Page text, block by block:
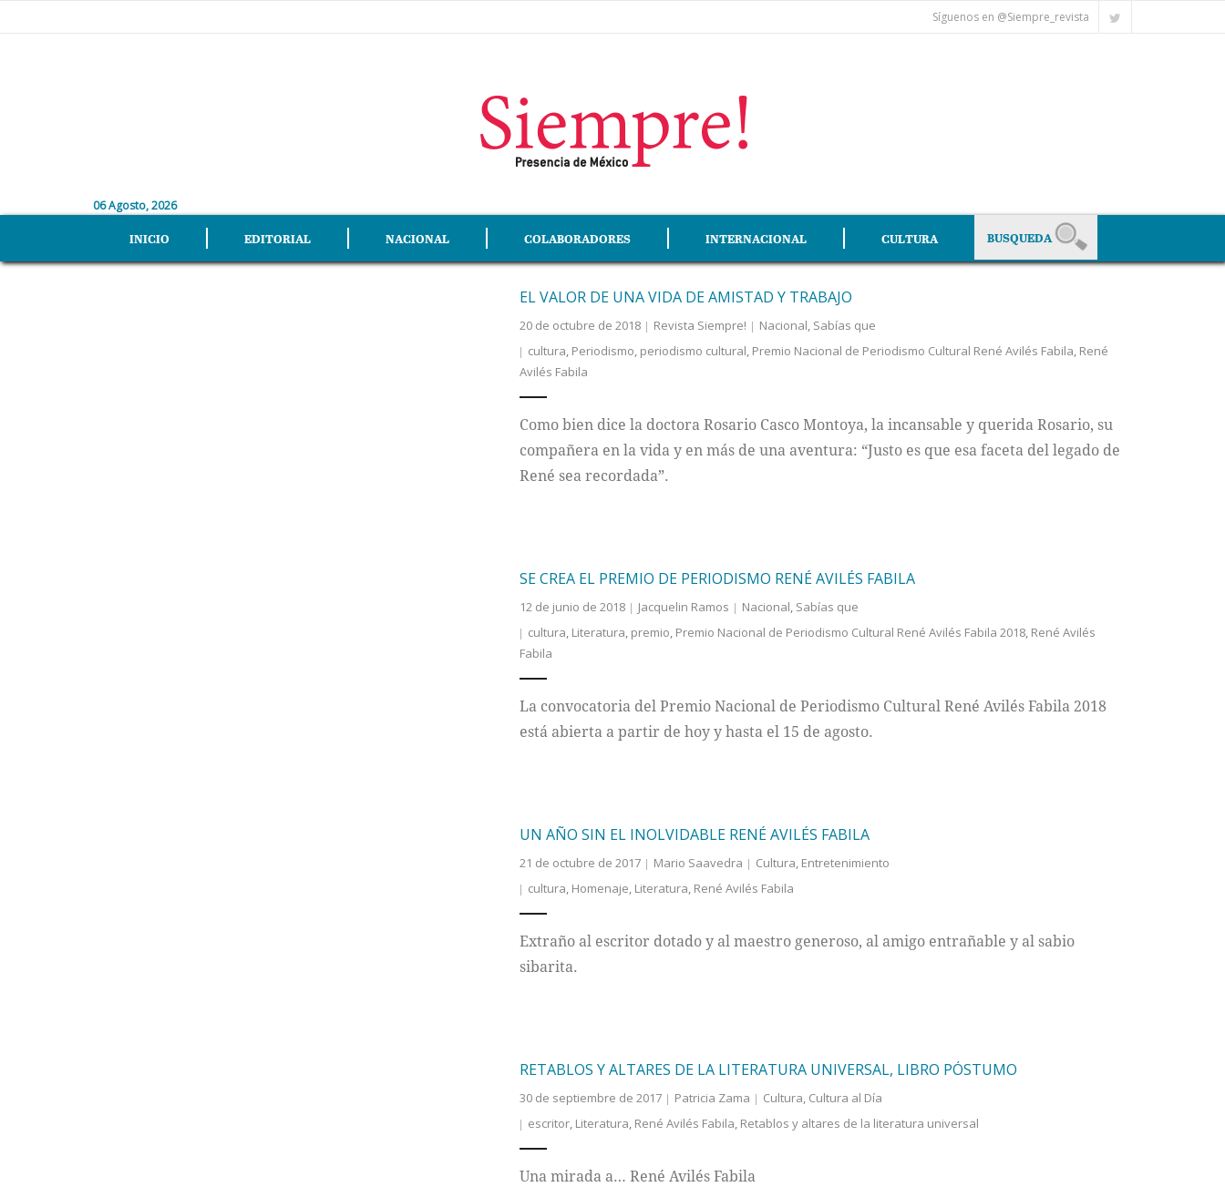
Síguenos en @Siempre_revista
06 Agosto, 2026
INICIO EDITORIAL NACIONAL COLABORADORES INTERNACIONAL CULTURA
EL VALOR DE UNA VIDA DE AMISTAD Y TRABAJO
20 de octubre de 2018 Revista Siempre! Nacional, Sabías que
cultura, Periodismo, periodismo cultural, Premio Nacional de Periodismo Cultural René Avilés Fabila, René
Avilés Fabila
Como bien dice la doctora Rosario Casco Montoya, la incansable y querida Rosario, su
compañera en la vida y en más de una aventura: “Justo es que esa faceta del legado de
René sea recordada”.
SE CREA EL PREMIO DE PERIODISMO RENÉ AVILÉS FABILA
12 de junio de 2018 Jacquelin Ramos Nacional, Sabías que
cultura, Literatura, premio, Premio Nacional de Periodismo Cultural René Avilés Fabila 2018, René Avilés
Fabila
La convocatoria del Premio Nacional de Periodismo Cultural René Avilés Fabila 2018
está abierta a partir de hoy y hasta el 15 de agosto.
UN AÑO SIN EL INOLVIDABLE RENÉ AVILÉS FABILA
21 de octubre de 2017 Mario Saavedra Cultura, Entretenimiento
cultura, Homenaje, Literatura, René Avilés Fabila
Extraño al escritor dotado y al maestro generoso, al amigo entrañable y al sabio
sibarita.
RETABLOS Y ALTARES DE LA LITERATURA UNIVERSAL, LIBRO PÓSTUMO
30 de septiembre de 2017 Patricia Zama Cultura, Cultura al Día
escritor, Literatura, René Avilés Fabila, Retablos y altares de la literatura universal
Una mirada a… René Avilés Fabila